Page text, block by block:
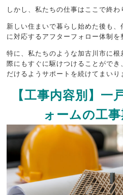
しかし、私たちの仕事はここで終わ
新しい住まいで暮らし始めた後も
に対応するアフターフォロー体制を
特に、私たちのような加古川市に
際にもすぐに駆けつけることがで
だけるようサポートを続けてまいり
【工事内容別】一
ォームの工